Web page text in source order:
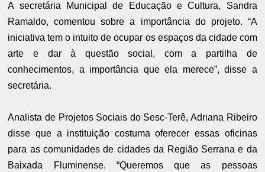
A secretária Municipal de Educação e Cultura, Sandra
Ramaldo, comentou sobre a importância do projeto. “A
iniciativa tem o intuito de ocupar os espaços da cidade com
arte e dar à questão social, com a partilha de
conhecimentos, a importância que ela merece”, disse a
secretária.
Analista de Projetos Sociais do Sesc-Terê, Adriana Ribeiro
disse que a instituição costuma oferecer essas oficinas
para as comunidades de cidades da Região Serrana e da
Baixada Fluminense. “Queremos que as pessoas